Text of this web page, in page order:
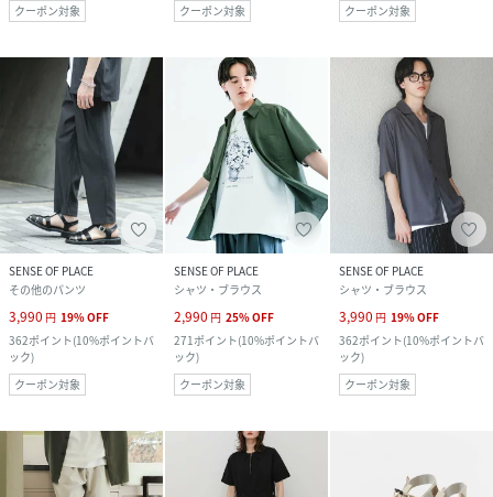
クーポン対象
クーポン対象
クーポン対象
SENSE OF PLACE
その他のパンツ
3,990 円 19%OFF
362ポイント(10%ポイントバ
ック)
クーポン対象
SENSE OF PLACE
シャツ・ブラウス
2,990 円 25%OFF
271 ポイント(10%ポイントバ
ック)
クーポン対象
SENSE OF PLACE
シャツ・ブラウス
3,990 円 19%OFF
362ポイント(10%ポイントバ
ック)
クーポン対象